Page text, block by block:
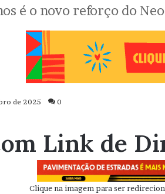
é o novo reforço do
de 2025 0
Link de
Clique na imagem para ser